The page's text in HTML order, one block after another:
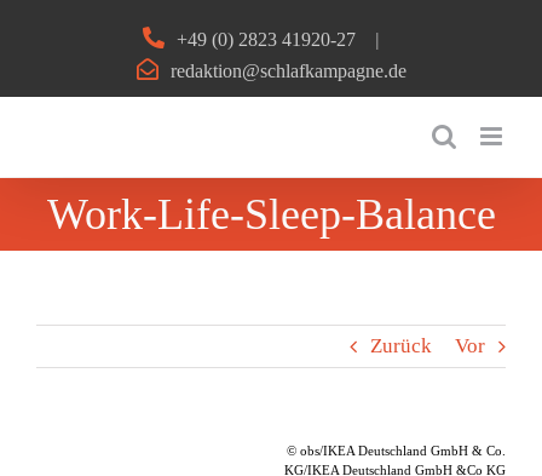
+49 (0) 2823 41920-27
|
redaktion@schlafkampagne.de
Work-Life-Sleep-Balance
Zurück Vor
© obs/IKEA Deutschland GmbH & Co.
KG/IKEA Deutschland GmbH &Co KG